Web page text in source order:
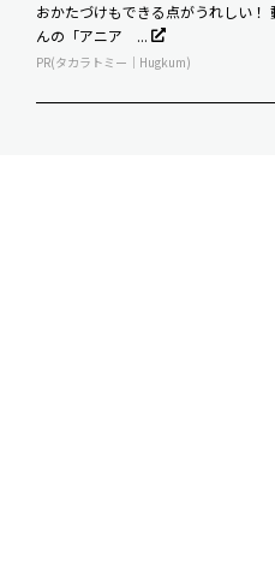
おかたづけもできる点がうれしい！
んの「アニア ...
PR(タカラトミー｜Hugkum)